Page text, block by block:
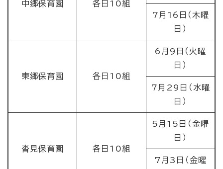
中郷保育園 各日10組
7月16日（木曜
日）
東郷保育園 各日10組
6月9日（火曜
日）
7月29日（水曜
日）
沓見保育園 各日10組
5月15日（金曜
日）
7月3日（金曜